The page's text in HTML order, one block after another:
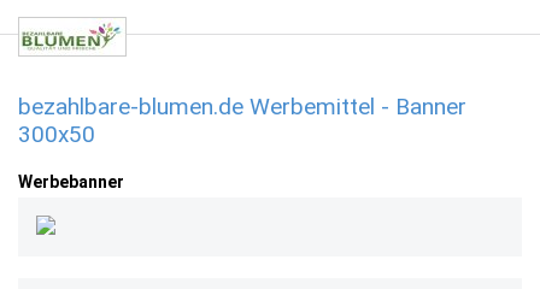
bezahlbare-blumen.de Werbemittel - Banner
300x50
Werbebanner